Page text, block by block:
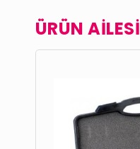
ÜRÜN AİLESİ